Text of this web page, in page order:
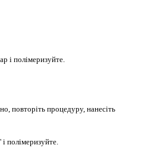
і полімеризуйте.
повторіть процедуру, нанесіть
полімеризуйте.